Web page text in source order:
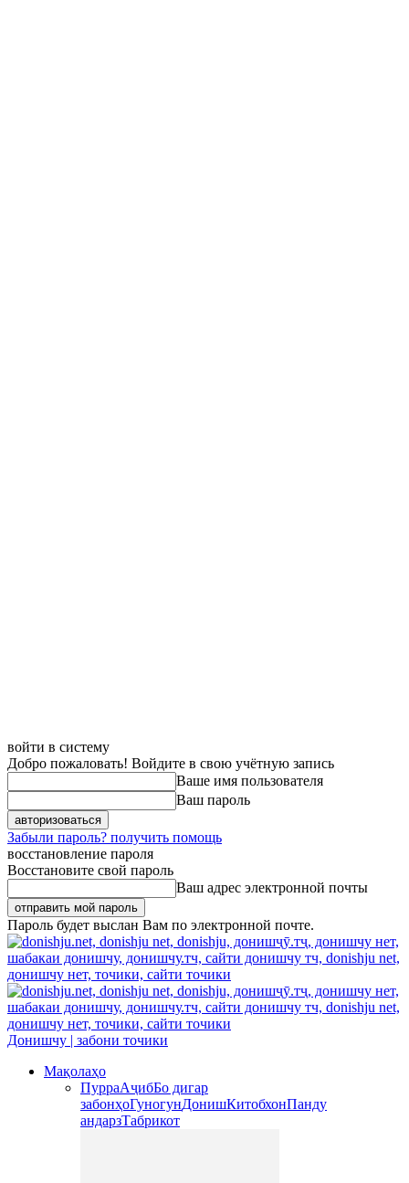
войти в систему
Добро пожаловать! Войдите в свою учётную запись
Ваше имя пользователя
Ваш пароль
Забыли пароль? получить помощь
восстановление пароля
Восстановите свой пароль
Ваш адрес электронной почты
Пароль будет выслан Вам по электронной почте.
Донишчу | забони точики
Мақолаҳо
ПурраАҷибБо дигар
забонҳоГуногунДонишКитобхонПанду
андарзТабрикот